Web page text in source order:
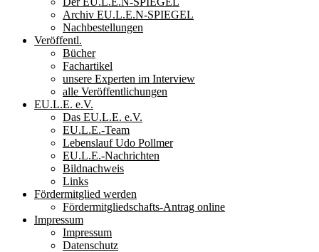
Archiv EU.L.E.N-SPIEGEL
Nachbestellungen
Veröffentl.
Bücher
Fachartikel
unsere Experten im Interview
alle Veröffentlichungen
EU.L.E. e.V.
Das EU.L.E. e.V.
EU.L.E.-Team
Lebenslauf Udo Pollmer
EU.L.E.-Nachrichten
Bildnachweis
Links
Fördermitglied werden
Fördermitgliedschafts-Antrag online
Impressum
Impressum
Datenschutz